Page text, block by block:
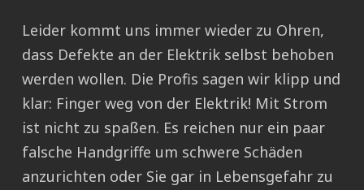
Leider kommt uns immer wieder zu Ohren,
dass Defekte an der Elektrik selbst behoben
werden wollen. Die Profis sagen wir klipp und
klar: Finger weg von der Elektrik! Mit Strom
ist nicht zu spaßen. Es reichen nur ein paar
falsche Handgriffe um schwere Schäden
anzurichten oder Sie gar in Lebensgefahr zu